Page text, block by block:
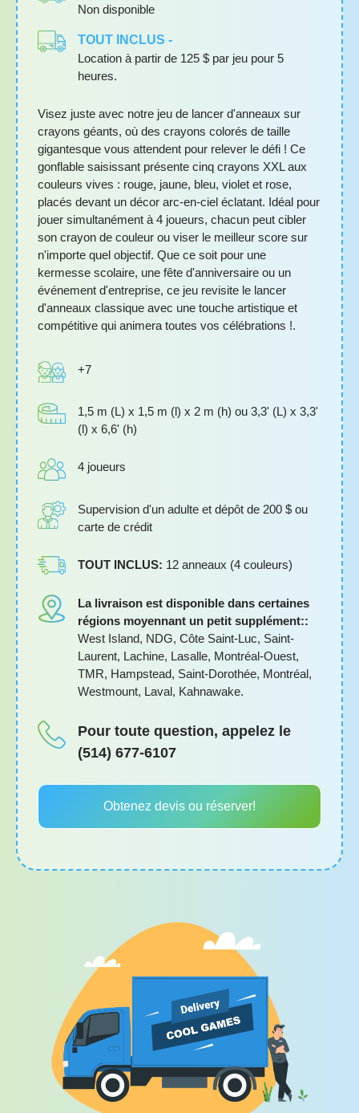
Non disponible
TOUT INCLUS -
Location à partir de 125 $ par jeu pour 5
heures.
Visez juste avec notre jeu de lancer d'anneaux sur
crayons géants, où des crayons colorés de taille
gigantesque vous attendent pour relever le défi ! Ce
gonflable saisissant présente cinq crayons XXL aux
couleurs vives : rouge, jaune, bleu, violet et rose,
placés devant un décor arc-en-ciel éclatant. Idéal pour
jouer simultanément à 4 joueurs, chacun peut cibler
son crayon de couleur ou viser le meilleur score sur
n'importe quel objectif. Que ce soit pour une
kermesse scolaire, une fête d'anniversaire ou un
événement d'entreprise, ce jeu revisite le lancer
d'anneaux classique avec une touche artistique et
compétitive qui animera toutes vos célébrations !.
+7
1,5 m (L) x 1,5 m (l) x 2 m (h) ou 3,3' (L) x 3,3'
(l) x 6,6' (h)
4 joueurs
Supervision d'un adulte et dépôt de 200 $ ou
carte de crédit
TOUT INCLUS: 12 anneaux (4 couleurs)
La livraison est disponible dans certaines
régions moyennant un petit supplément::
West Island, NDG, Côte Saint-Luc, Saint-
Laurent, Lachine, Lasalle, Montréal-Ouest,
TMR, Hampstead, Saint-Dorothée, Montréal,
Westmount, Laval, Kahnawake.
Pour toute question, appelez le
(514) 677-6107
Obtenez devis ou réserver!